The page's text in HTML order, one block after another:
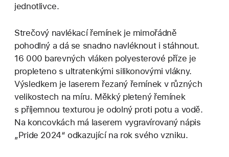
jednotlivce.
Strečový navlékací řemínek je mimořádně
pohodlný a dá se snadno navléknout i stáhnout.
16 000 barevných vláken polyesterové příze je
propleteno s ultratenkými silikonovými vlákny.
Výsledkem je laserem řezaný řemínek v různých
velikostech na míru. Měkký pletený řemínek
s příjemnou texturou je odolný proti potu a vodě.
Na koncovkách má laserem vygravírovaný nápis
„Pride 2024“ odkazující na rok svého vzniku.